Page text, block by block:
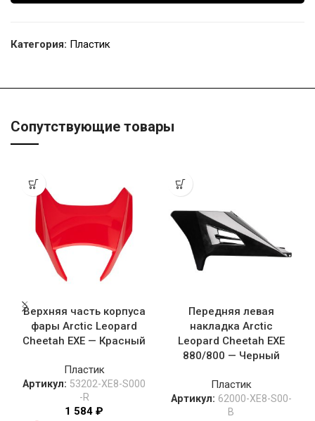
Категория: Пластик
Сопутствующие товары
Верхняя часть корпуса
фары Arctic Leopard
Cheetah EXE — Красный
Пластик
Артикул: 53202-XE8-S000
-R
1 584 ₽
Передняя левая
накладка Arctic
Leopard Cheetah EXE
880/800 — Черный
Пластик
Артикул: 62000-XE8-S00-
B